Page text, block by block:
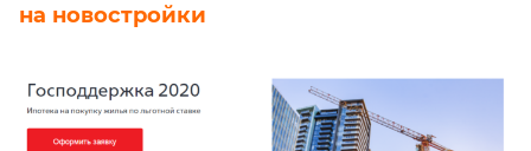
на новостройки